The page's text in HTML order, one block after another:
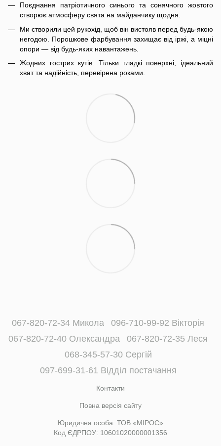
Поєднання патріотичного синього та сонячного жовтого
створює атмосферу свята на майданчику щодня.
Ми створили цей рукохід, щоб він вистояв перед будь-якою
негодою. Порошкове фарбування захищає від іржі, а міцні
опори — від будь-яких навантажень.
Жодних гострих кутів. Тільки гладкі поверхні, ідеальний
хват та надійність, перевірена роками.
067-820-72-34 Микола
096-710-99-92 Вікторія
067-820-72-40 Олександра
067-820-72-35 Леся
068-345-57-30 Сергій
097-699-31-61 Відділ постачання
Контакти
Повна версія сайту
Юридична особа: ТОВ «МІРОС»
Код ЄДРПОУ: 10601020000001356